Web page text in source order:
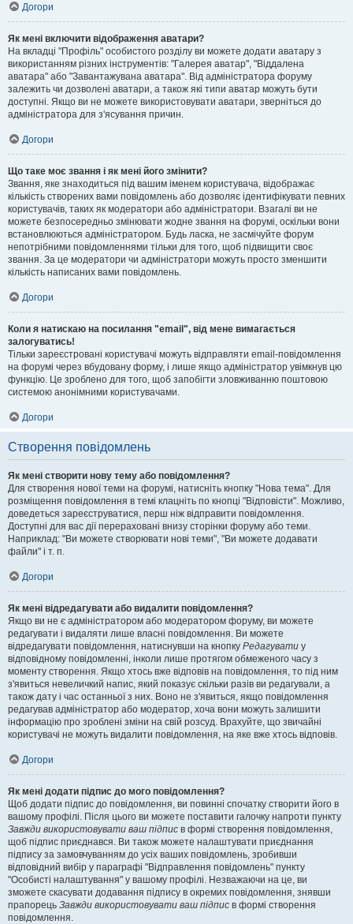
Догори
Як мені включити відображення аватари?
На вкладці "Профіль" особистого розділу ви можете додати аватару з
використанням різних інструментів: "Галерея аватар", "Віддалена
аватара" або "Завантажувана аватара". Від адміністратора форуму
залежить чи дозволені аватари, а також які типи аватар можуть бути
доступні. Якщо ви не можете використовувати аватари, зверніться до
адміністратора для з'ясування причин.
Догори
Що таке моє звання і як мені його змінити?
Звання, яке знаходиться під вашим іменем користувача, відображає
кількість створених вами повідомлень або дозволяє ідентифікувати певних
користувачів, таких як модератори або адміністратори. Взагалі ви не
можете безпосередньо змінювати жодне звання на форумі, оскільки вони
встановлюються адміністратором. Будь ласка, не засмічуйте форум
непотрібними повідомленнями тільки для того, щоб підвищити своє
звання. За це модератори чи адміністратори можуть просто зменшити
кількість написаних вами повідомлень.
Догори
Коли я натискаю на посилання "email", від мене вимагається
залогуватись!
Тільки зареєстровані користувачі можуть відправляти email-повідомлення
на форумі через вбудовану форму, і лише якщо адміністратор увімкнув цю
функцію. Це зроблено для того, щоб запобігти зловживанню поштовою
системою анонімними користувачами.
Догори
Створення повідомлень
Як мені створити нову тему або повідомлення?
Для створення нової теми на форумі, натисніть кнопку "Нова тема". Для
розміщення повідомлення в темі клацніть по кнопці "Відповісти". Можливо,
доведеться зареєструватися, перш ніж відправити повідомлення.
Доступні для вас дії перераховані внизу сторінки форуму або теми.
Наприклад: "Ви можете створювати нові теми", "Ви можете додавати
файли" і т. п.
Догори
Як мені відредагувати або видалити повідомлення?
Якщо ви не є адміністратором або модератором форуму, ви можете
редагувати і видаляти лише власні повідомлення. Ви можете
відредагувати повідомлення, натиснувши на кнопку Редагувати у
відповідному повідомленні, інколи лише протягом обмеженого часу з
моменту створення. Якщо хтось вже відповів на повідомлення, то під ним
з'явиться невеличкий напис, який показує скільки разів ви редагували, а
також дату і час останньої з них. Воно не з'явиться, якщо повідомлення
редагував адміністратор або модератор, хоча вони можуть залишити
інформацію про зроблені зміни на свій розсуд. Врахуйте, що звичайні
користувачі не можуть видалити повідомлення, на яке вже хтось відповів.
Догори
Як мені додати підпис до мого повідомлення?
Щоб додати підпис до повідомлення, ви повинні спочатку створити його в
вашому профілі. Після цього ви можете поставити галочку напроти пункту
Завжди використовувати ваш підпис в формі створення повідомлення,
щоб підпис приєднався. Ви також можете налаштувати приєднання
підпису за замовчуванням до усіх ваших повідомлень, зробивши
відповідний вибір у параграфі "Відправлення повідомлень" пункту
"Особисті налаштування" у вашому профілі. Незважаючи на це, ви
зможете скасувати додавання підпису в окремих повідомлення, знявши
прапорець Завжди використовувати ваш підпис в формі створення
повідомлення.